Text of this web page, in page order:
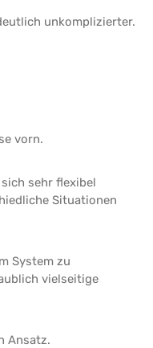
unkomplizierter.
vorn.
sehr flexibel
Situationen
System zu
vielseitige
Ansatz.